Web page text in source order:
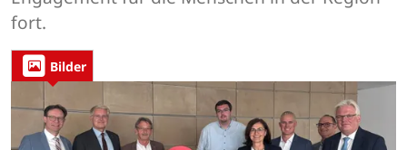
fort.
Bilder